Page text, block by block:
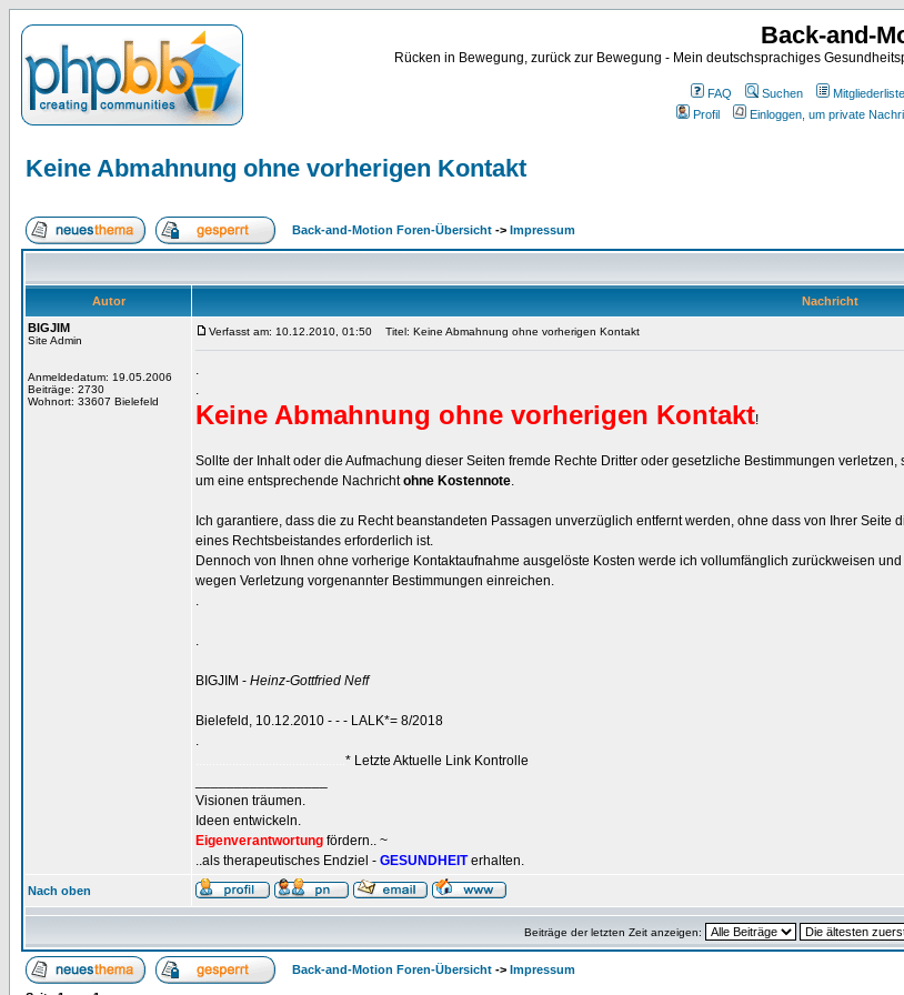
Back-and-
Rücken in Bewegung, zurück zur Bewegung - Mein deutschsprachiges
FAQ Suchen Mitgliederliste
Profil
Einloggen, um private
Keine Abmahnung ohne vorherigen Kontakt
Back-and-Motion Foren-Übersicht -> Impressum
Autor
Nachricht
BIGJIM
Site Admin
Anmeldedatum: 19.05.2006
Beiträge: 2730
Wohnort: 33607 Bielefeld
Verfasst am: 10.12.2010, 01:50 Titel: Keine Abmahnung ohne vorherigen Kontakt
.
.
Keine Abmahnung ohne vorherigen Kontakt!
Sollte der Inhalt oder die Aufmachung dieser Seiten fremde Rechte Dritter oder gesetzliche Bestimmungen verletzen,
um eine entsprechende Nachrichtohne Kostennote.
Ich garantiere, dass die zu Recht beanstandeten Passagen unverzüglich entfernt werden, ohne dass von Ihrer Seite
eines Rechtsbeistandes erforderlich ist.
Dennoch von Ihnen ohne vorherige Kontaktaufnahme ausgelöste Kosten werde ich vollumfänglich zurückweisen
wegen Verletzung vorgenannter Bestimmungen einreichen.
.
.
BIGJIM - Heinz-Gottfried Neff
Bielefeld, 10.12.2010 - - - LALK*= 8/2018
.
* Letzte Aktuelle Link Kontrolle
Visionen träumen.
Ideen entwickeln.
Eigenverantwortung fördern.. ~
..als therapeutisches Endziel - GESUNDHEITerhalten.
Nach oben
Beiträge der letzten Zeit anzeigen:
Back-and-Motion Foren-Übersicht -> Impressum